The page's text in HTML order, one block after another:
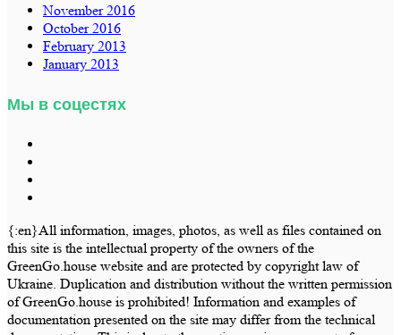
November 2016
October 2016
February 2013
January 2013
Мы в соцестях
{:en}All information, images, photos, as well as files contained on
this site is the intellectual property of the owners of the
GreenGo.house website and are protected by copyright law of
Ukraine. Duplication and distribution without the written permission
of GreenGo.house is prohibited! Information and examples of
documentation presented on the site may differ from the technical